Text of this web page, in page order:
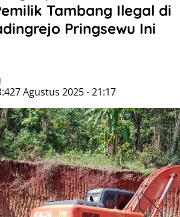
Tambang Ilegal di
Pringsewu Ini
7 Agustus 2025 - 21:17